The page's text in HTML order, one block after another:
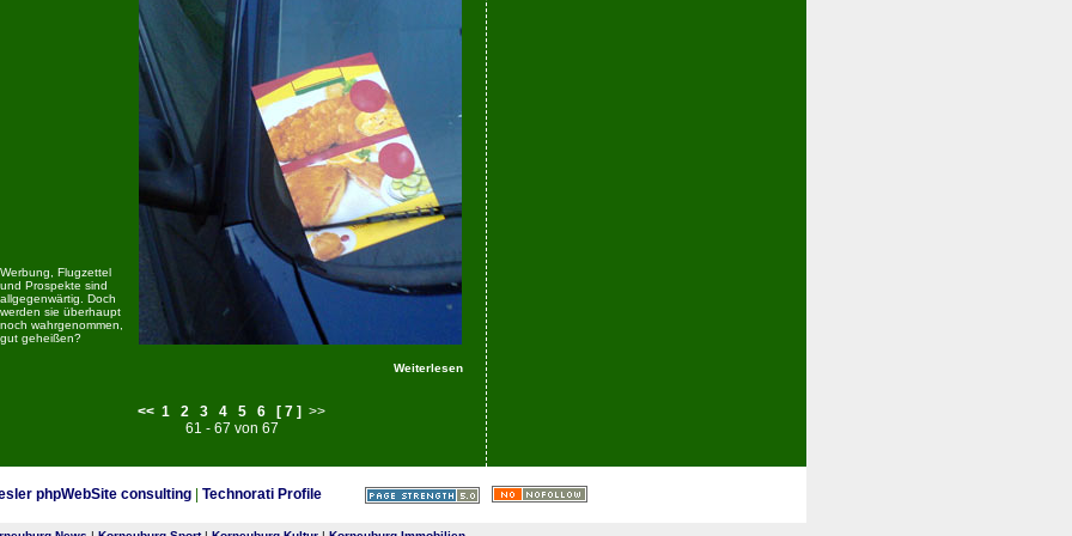
Werbung, Flugzettel
und Prospekte sind
allgegenwärtig. Doch
werden sie überhaupt
noch wahrgenommen,
gut geheißen?
Weiterlesen
<< 1 2 3 4 5 6 [ 7 ] >>
61 - 67 von 67
phpWebSite consulting Technorati Profile